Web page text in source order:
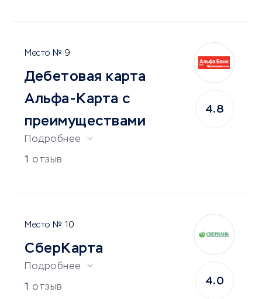
9
Дебетовая карта
Альфа-Карта с
преимуществами
Подробнее
1 отзыв
4.8
10
СберКарта
Подробнее
1 отзыв
4.0